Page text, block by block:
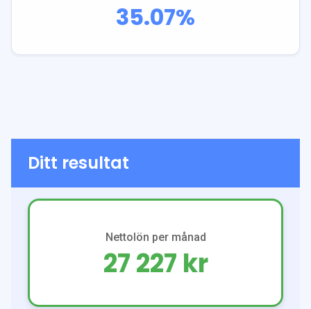
35.07%
Ditt resultat
Nettolön per månad
27 227 kr